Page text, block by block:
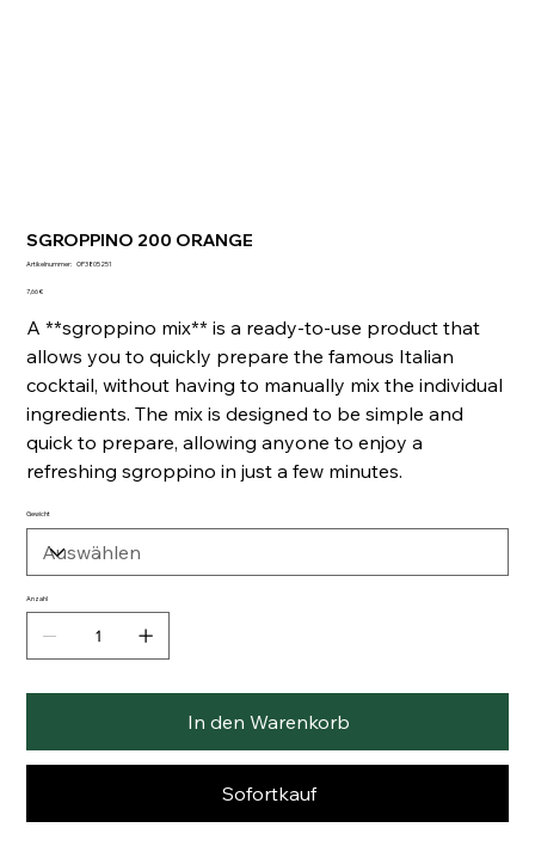
SGROPPINO 200 ORANGE
Artikelnummer:
Artikelnummer:
OP3805251
Preis
7,66 €
A **sgroppino mix** is a ready-to-use product that
allows you to quickly prepare the famous Italian
cocktail, without having to manually mix the individual
ingredients. The mix is ​​designed to be simple and
quick to prepare, allowing anyone to enjoy a
refreshing sgroppino in just a few minutes.
Gewicht
Anzahl
In den Warenkorb
Sofortkauf